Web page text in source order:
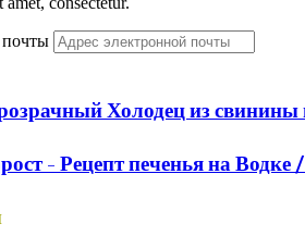
почты
Холодец из
- Рецепт печенья на Водке